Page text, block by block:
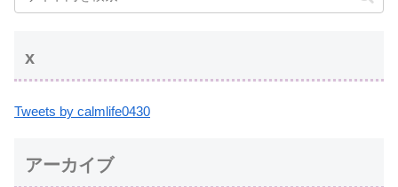
x
Tweets by calmlife0430
アーカイブ